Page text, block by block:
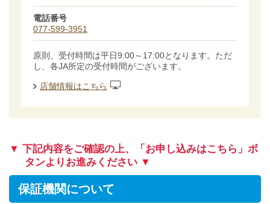
電話番号
077-599-3951
原則、受付時間は平日9:00～17:00となります。ただ
し、各JA所定の受付時間がございます。
店舗情報はこちら
▼ 下記内容をご確認の上、「お申し込みはこちら」ボ
タンよりお進みください ▼
保証機関について